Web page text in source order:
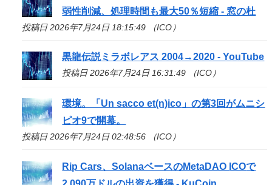
弱性削減、処理時間も最大50％短縮 - 窓の杜
投稿日 2026年7月24日 18:15:49 （ICO）
黒龍伝説ミラボレアス 2004→2020 - YouTube
投稿日 2026年7月24日 16:31:49 （ICO）
環境。「Un sacco et(n)ico 」の第3回がムニシ
ピオ9で開幕。
投稿日 2026年7月24日 02:48:56 （ICO）
Rip Cars、SolanaベースのMetaDAO ICOで